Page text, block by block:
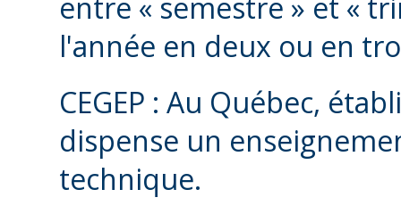
l'année en deux ou en
CEGEP : Au Québec,
dispense un
technique.